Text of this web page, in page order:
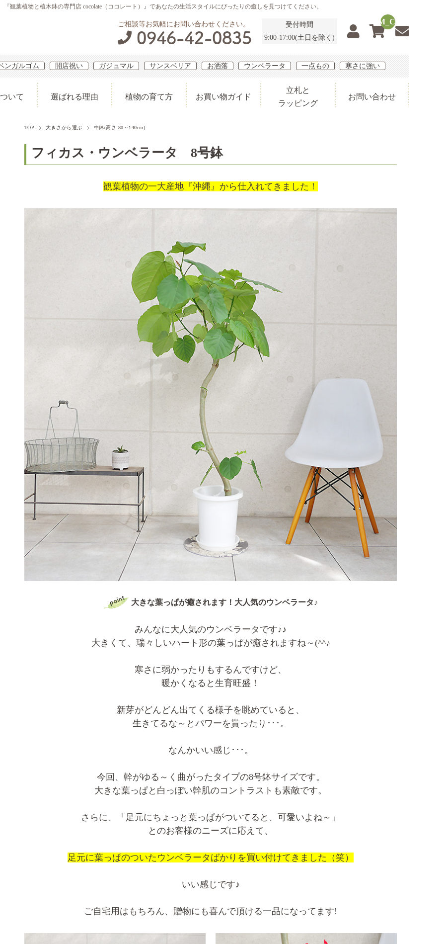
観葉植物と植木鉢の専門店 cocolate（ココレート）』であなたの生活スタイルにぴったりの癒しを見つけてください。
ご相談等お気軽にお問い合わせください。
0946-42-0835
受付時間
9:00-17:00(土日を除く)
__ITM_CNT__
ンガルゴム 開店祝い ガジュマル サンスベリア お洒落 ウンベラータ 一点もの 寒さに強い
いて 選ばれる理由 植物の育て方 お買い物ガイド
立札と
ラッピング
お問い合わせ
TOP 大きさから選ぶ 中鉢(高さ:80～140cm)
フィカス・ウンベラータ 8号鉢
観葉植物の一大産地『沖縄』から仕入れてきました！
大きな葉っぱが癒されます！大人気のウンベラータ♪
みんなに大人気のウンベラータです♪♪
大きくて、瑞々しいハート形の葉っぱが癒されますね～(^^♪
寒さに弱かったりもするんですけど、
暖かくなると生育旺盛！
新芽がどんどん出てくる様子を眺めていると、
生きてるな～とパワーを貰ったり･･･。
なんかいい感じ･･･。
今回、幹がゆる～く曲がったタイプの8号鉢サイズです。
大きな葉っぱと白っぽい幹肌のコントラストも素敵です。
さらに、「足元にちょっと葉っぱがついてると、可愛いよね～」
とのお客様のニーズに応えて、
足元に葉っぱのついたウンベラータばかりを買い付けてきました（笑）
いい感じです♪
ご自宅用はもちろん、贈物にも喜んで頂ける一品になってます!